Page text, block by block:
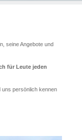
seine Angebote und
für Leute jeden
uns persönlich kennen